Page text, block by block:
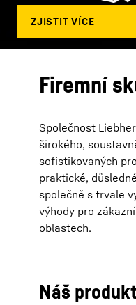
Firemní
Společnost
širokého,
sofistikovaných
praktické,
společně s trvale
výhody pro
oblastech.
Náš